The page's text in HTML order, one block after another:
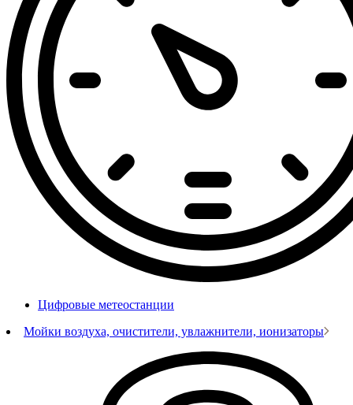
Цифровые метеостанции
Мойки воздуха, очистители, увлажнители, ионизаторы